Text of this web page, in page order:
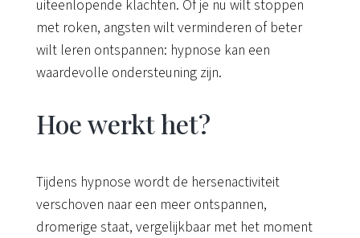
uiteenlopende klachten. Of je nu wilt stoppen
met roken, angsten wilt verminderen of beter
wilt leren ontspannen: hypnose kan een
waardevolle ondersteuning zijn.
Hoe werkt het?
Tijdens hypnose wordt de hersenactiviteit
verschoven naar een meer ontspannen,
dromerige staat, vergelijkbaar met het moment